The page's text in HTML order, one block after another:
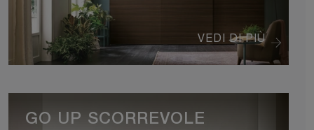
VEDI DI PIÙ
GO UP SCORREVOLE